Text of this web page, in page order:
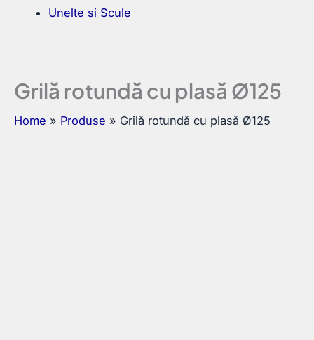
Unelte si Scule
Grilă rotundă cu plasă Ø125
Home Produse Grilă rotundă cu plasă Ø125